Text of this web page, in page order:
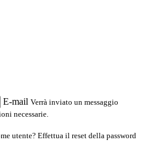
E-mail Verrà inviato un messaggio
necessarie.
utente? Effettua il reset della password